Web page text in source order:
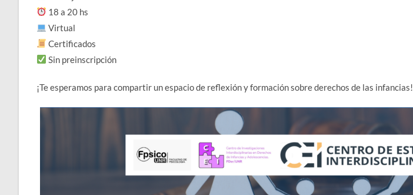
18 a 20 hs
Virtual
Certificados
Sin preinscripción
¡Te esperamos para compartir un espacio de reflexión y formación sobre derechos de las infancias!